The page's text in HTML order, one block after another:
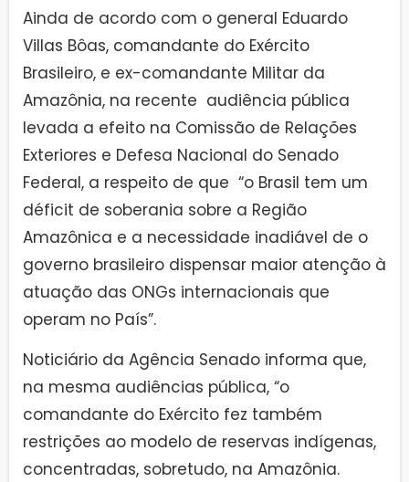
Ainda de acordo com o general Eduardo
Villas Bôas, comandante do Exército
Brasileiro, e ex-comandante Militar da
Amazônia, na recente audiência pública
levada a efeito na Comissão de Relações
Exteriores e Defesa Nacional do Senado
Federal, a respeito de que “o Brasil tem um
déficit de soberania sobre a Região
Amazônica e a necessidade inadiável de o
governo brasileiro dispensar maior atenção à
atuação das ONGs internacionais que
operam no País”.
Noticiário da Agência Senado informa que,
na mesma audiências pública, “o
comandante do Exército fez também
restrições ao modelo de reservas indígenas,
concentradas, sobretudo, na Amazônia.